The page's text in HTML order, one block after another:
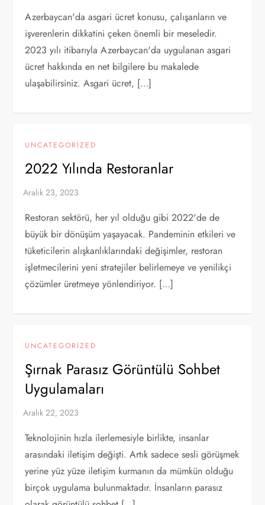
Azerbaycan'da asgari ücret konusu, çalışanların ve
işverenlerin dikkatini çeken önemli bir meseledir.
2023 yılı itibarıyla Azerbaycan'da uygulanan asgari
ücret hakkında en net bilgilere bu makalede
ulaşabilirsiniz. Asgari ücret, […]
UNCATEGORIZED
2022 Yılında Restoranlar
Restoran sektörü, her yıl olduğu gibi 2022'de de
büyük bir dönüşüm yaşayacak. Pandeminin etkileri ve
tüketicilerin alışkanlıklarındaki değişimler, restoran
işletmecilerini yeni stratejiler belirlemeye ve yenilikçi
çözümler üretmeye yönlendiriyor. […]
UNCATEGORIZED
Şırnak Parasız Görüntülü Sohbet
Uygulamaları
Teknolojinin hızla ilerlemesiyle birlikte, insanlar
arasındaki iletişim değişti. Artık sadece sesli görüşmek
yerine yüz yüze iletişim kurmanın da mümkün olduğu
birçok uygulama bulunmaktadır. İnsanların parasız